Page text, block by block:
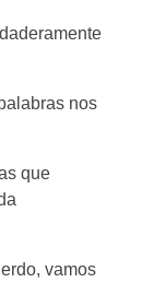
nos
que
vamos